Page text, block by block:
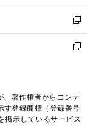
開
く
ウ
で
開
く
ン
ド
ウ
で
ウ
ィ
ン
ド
く
新
し
い
ド
ウ
で
新
ィ
ン
ド
、著作権者からコンテ
す登録商標（登録番号
掲示しているサービス